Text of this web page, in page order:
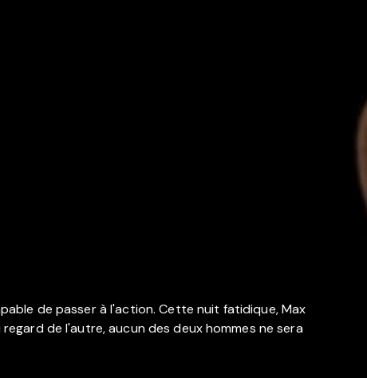
de passer à l'action. Cette nuit fatidique, Max
de l'autre, aucun des deux hommes ne sera